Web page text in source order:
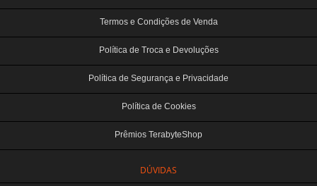
Termos e Condições de Venda
Política de Troca e Devoluções
Política de Segurança e Privacidade
Política de Cookies
Prêmios TerabyteShop
DÚVIDAS